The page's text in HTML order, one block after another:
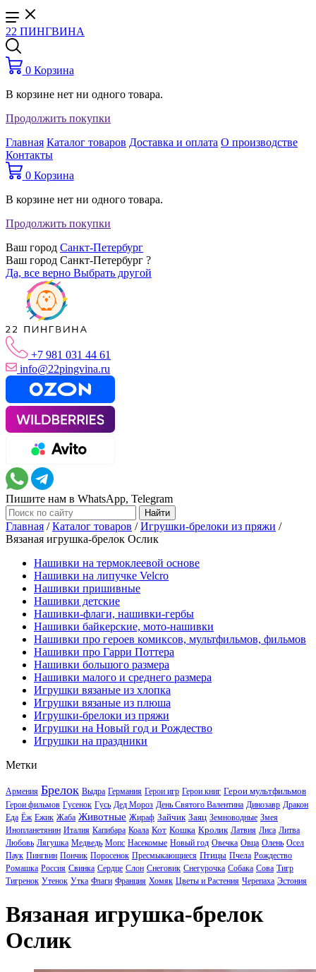
22 ПИНГВИНА
0 Корзина
В корзине нет ни одного товара.
Продолжить покупки
Главная Каталог товаров Доставка и оплата О производстве
Контакты
0 Корзина
В корзине нет ни одного товара.
Продолжить покупки
Ваш город Санкт-Петербург
Ваш город Санкт-Петербург ?
Да, все верно Выбрать другой
+7 981 031 44 61
info@22pingvina.ru
Пишите нам в WhatsApp, Telegram
Главная /Каталог товаров /Игрушки-брелоки из пряжи /
Вязаная игрушка-брелок Ослик
Нашивки на термоклеевой основе
Нашивки на липучке Velcro
Нашивки пришивные
Нашивки детские
Нашивки-флаги, нашивки-гербы
Нашивки байкерские, мото-нашивки
Нашивки про героев комиксов, мультфильмов, фильмов
Нашивки про Гарри Поттера
Нашивки большого размера
Нашивки малого и среднего размера
Игрушки вязаные из хлопка
Игрушки вязаные из плюша
Игрушки-брелоки из пряжи
Игрушки на Новый год и Рождество
Игрушки на праздники
Метки
Армения Брелок Выдра Германия Герои игр Герои книг Герои мультфильмов
Герои фильмов Гусенок Гусь Дед Мороз День Святого Валентина Динозавр Дракон
Еда Ёж Ежик Жаба Животные Жираф Зайчик Заяц Земноводные Змея
Инопланетянин Италия Капибара Коала Кот Кошка Кролик Латвия Лиса Литва
Любовь Лягушка Медведь Мопс Насекомые Новый год Овечка Овца Олень Осел
Паук Пингвин Пончик Поросенок Пресмыкающиеся Птицы Пчела Рождество
Ромашка Россия Свинка Сердце Слон Снеговик Снегурочка Собака Сова Тигр
Тигренок Утенок Утка Флаги Франция Хомяк Цветы и Растения Черепаха Эстония
Вязаная игрушка-брелок
Ослик